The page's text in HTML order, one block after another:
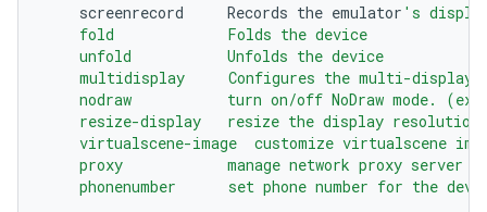
screenrecord
Records the emulator 's
    fold             Folds the device
    unfold           Unfolds the device
    multidisplay     Configures the multi-display
nodraw           turn on/off NoDraw mode.
resize-display   resize the display resolution
virtualscene-image  customize virtualscene
proxy            manage network proxy server
phonenumber      set phone number for the